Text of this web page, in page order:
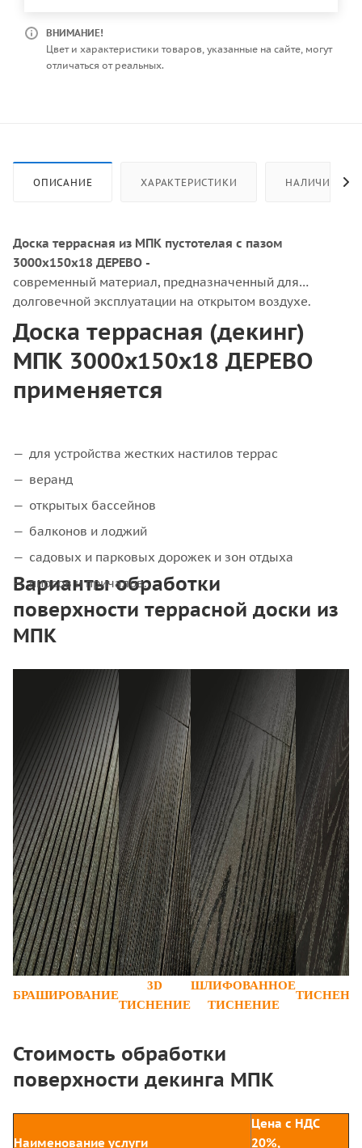
ВНИМАНИЕ!
Цвет и характеристики товаров, указанные на сайте, могут
отличаться от реальных.
ОПИСАНИЕ ХАРАКТЕРИСТИКИ НАЛИЧИЕ
Доска террасная из МПК пустотелая с пазом
3000х150х18 ДЕРЕВО -
современный материал, предназначенный для
долговечной эксплуатации на открытом воздухе.
Доска террасная (декинг)
МПК 3000х150х18 ДЕРЕВО
применяется
для устройства жестких настилов террас
веранд
открытых бассейнов
балконов и лоджий
садовых и парковых дорожек и зон отдыха
пирсов и причалов.
Варианты обработки
поверхности террасной доски из
МПК
БРАШИРОВАНИЕ
3D
ТИСНЕНИЕ
ШЛИФОВАННОЕ
ТИСНЕНИЕ
Стоимость обработки
поверхности декинга МПК
Наименование услуги
Цена с НДС
20%,